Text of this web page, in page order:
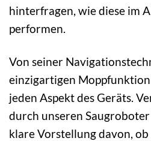
hinterfragen, wie diese im
performen.
Von seiner
einzigartigen
jeden Aspekt des Geräts.
durch unseren
klare Vorstellung davon,